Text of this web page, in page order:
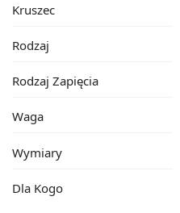
Kruszec
Rodzaj
Rodzaj Zapięcia
Waga
Wymiary
Dla Kogo